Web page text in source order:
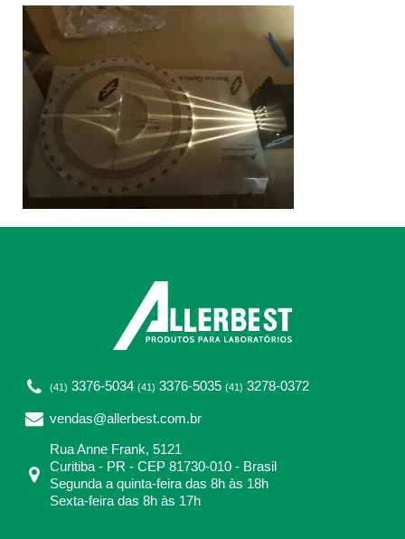
(41) 3376-5034 (41) 3376-5035 (41) 3278-0372
vendas@allerbest.com.br
Rua Anne Frank, 5121
Curitiba - PR - CEP 81730-010 - Brasil
Segunda a quinta-feira das 8h às 18h
Sexta-feira das 8h às 17h